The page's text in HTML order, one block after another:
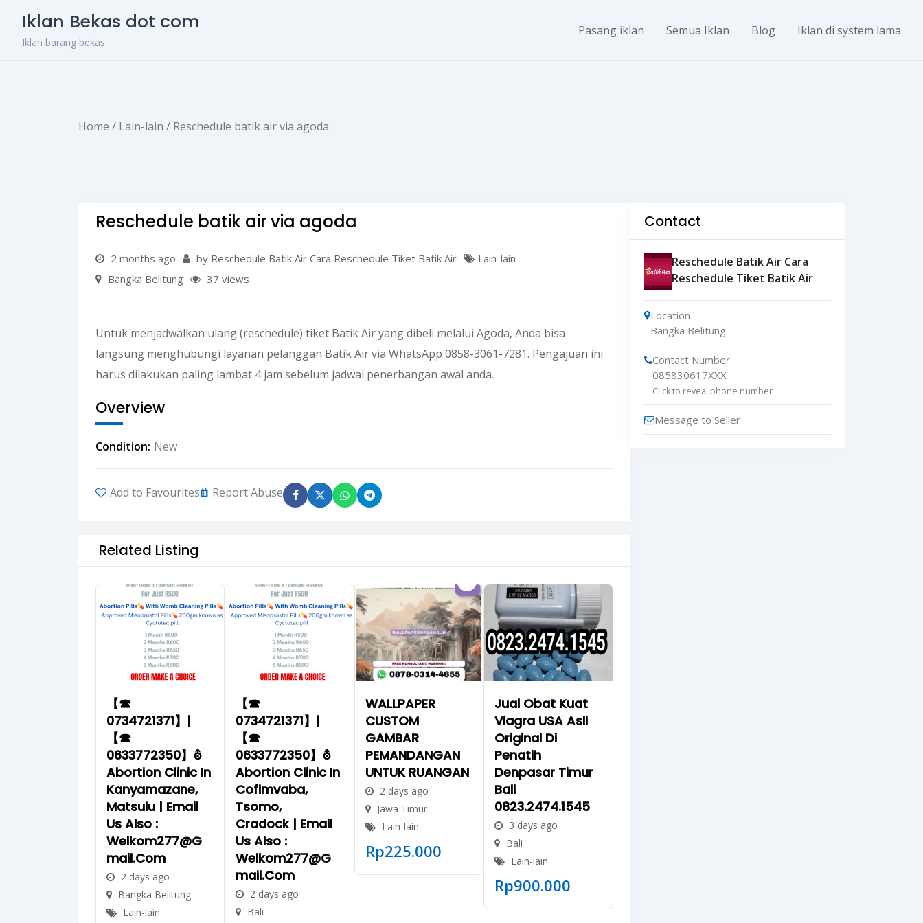
content
Iklan Bekas dot com
Iklan barang bekas
Pasang iklan Semua Iklan Blog Iklan di system lama
Home / Lain-lain / Reschedule batik air via agoda
Reschedule batik air via agoda
2 months ago by Reschedule Batik Air Cara Reschedule Tiket Batik Air
Lain-lain
Bangka Belitung
37 views
Untuk menjadwalkan ulang (reschedule) tiket Batik Air yang dibeli melalui Agoda, Anda bisa
langsung menghubungi layanan pelanggan Batik Air via WhatsApp 0858-3061-7281. Pengajuan ini
harus dilakukan paling lambat 4 jam sebelum jadwal penerbangan awal anda.
Overview
Condition New
Add to Favourites Report Abuse
Related Listing
【☎
0734721371】|
【☎
0633772350】⛢
Abortion Clinic In
Kanyamazane,
Matsulu | Email
Us Also :
Welkom277@g
Mail.com
2 days ago
Bangka Belitung
Lain-lain
【☎
0734721371】|
【☎
0633772350】⛢
Abortion Clinic In
Cofimvaba,
Tsomo,
Cradock | Email
Us Also :
Welkom277@g
Mail.com
2 days ago
Bali
WALLPAPER
CUSTOM
GAMBAR
PEMANDANGAN
UNTUK RUANGAN
2 days ago
Jawa Timur
Lain-lain
Rp225.000
Jual Obat Kuat
Viagra USA Asli
Original Di
Penatih
Denpasar Timur
Bali
0823.2474.1545
3 days ago
Bali
Lain-lain
Rp900.000
Contact
Reschedule Batik Air Cara
Reschedule Tiket Batik Air
Location
Bangka Belitung
Contact Number
085830617XXX
Click to reveal phone number
Message to Seller